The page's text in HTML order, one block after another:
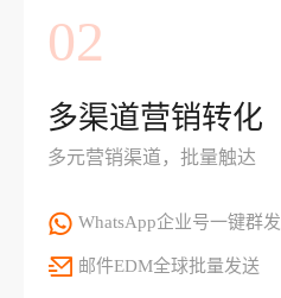
02
多渠道营销转化
多元营销渠道，批量触达
WhatsApp企业号一键群发
邮件EDM全球批量发送